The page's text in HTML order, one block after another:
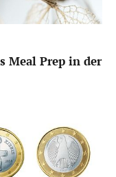
Meal Prep in der